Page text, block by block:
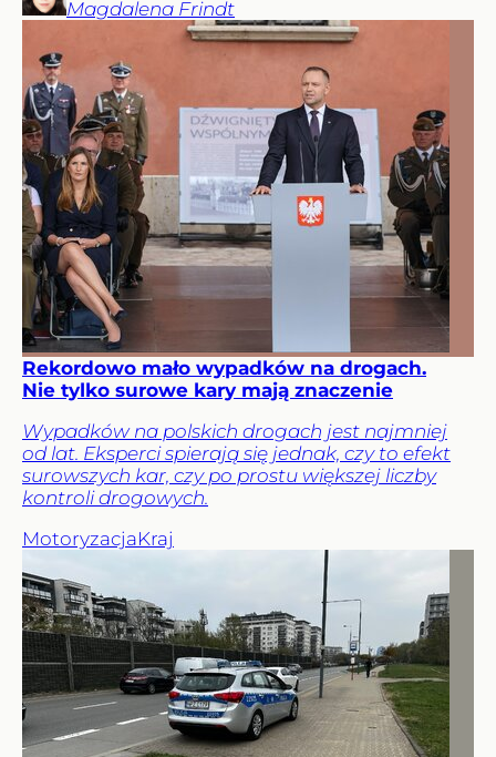
Magdalena Frindt
Rekordowo mało wypadków na drogach.
Nie tylko surowe kary mają znaczenie
Wypadków na polskich drogach jest najmniej
od lat. Eksperci spierają się jednak, czy to efekt
surowszych kar, czy po prostu większej liczby
kontroli drogowych.
MotoryzacjaKraj